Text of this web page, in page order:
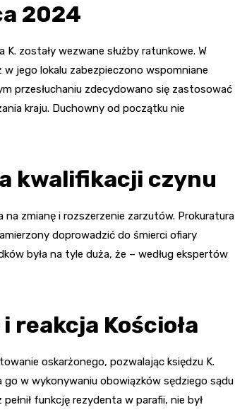
2024
zostały wezwane służby ratunkowe. W
w jego lokalu zabezpieczono wspomniane
przesłuchaniu zdecydowano się zastosować
kraju. Duchowny od początku nie
kwalifikacji czynu
zmianę i rozszerzenie zarzutów. Prokuratura
doprowadzić do śmierci ofiary
była na tyle duża, że – według ekspertów
reakcja Kościoła
oskarżonego, pozwalając księdzu K.
w wykonywaniu obowiązków sędziego sądu
funkcję rezydenta w parafii, nie był